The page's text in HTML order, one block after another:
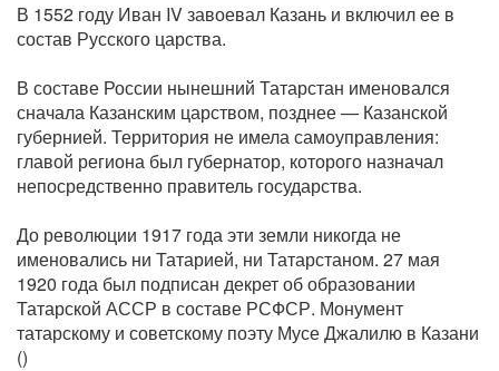
В 1552 году Иван IV завоевал Казань и включил ее в
состав Русского царства.
В составе России нынешний Татарстан именовался
сначала Казанским царством, позднее — Казанской
губернией. Территория не имела самоуправления:
главой региона был губернатор, которого назначал
непосредственно правитель государства.
До революции 1917 года эти земли никогда не
именовались ни Татарией, ни Татарстаном. 27 мая
1920 года был подписан декрет об образовании
Татарской АССР в составе РСФСР. Монумент
татарскому и советскому поэту Мусе Джалилю в Казани
()